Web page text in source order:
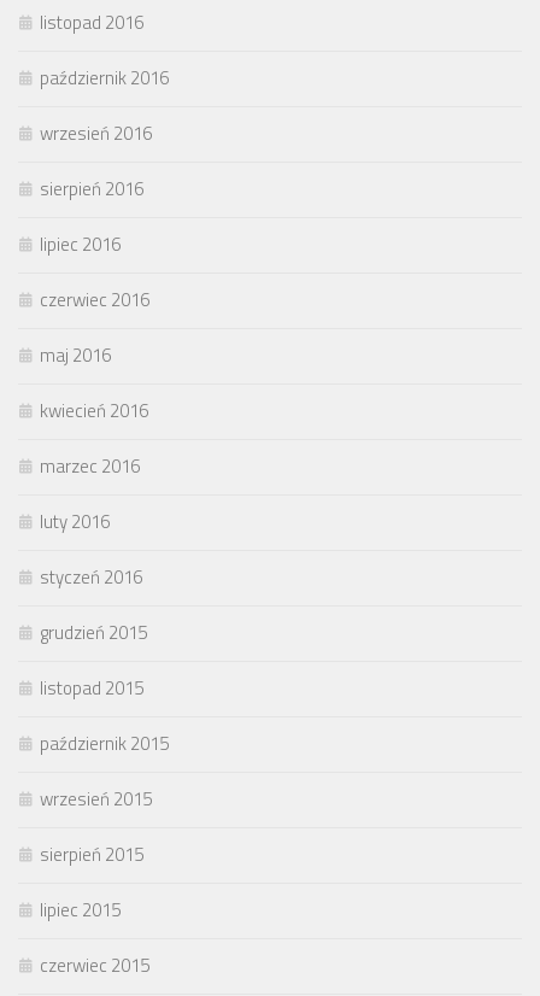
listopad 2016
październik 2016
wrzesień 2016
sierpień 2016
lipiec 2016
czerwiec 2016
maj 2016
kwiecień 2016
marzec 2016
luty 2016
styczeń 2016
grudzień 2015
listopad 2015
październik 2015
wrzesień 2015
sierpień 2015
lipiec 2015
czerwiec 2015